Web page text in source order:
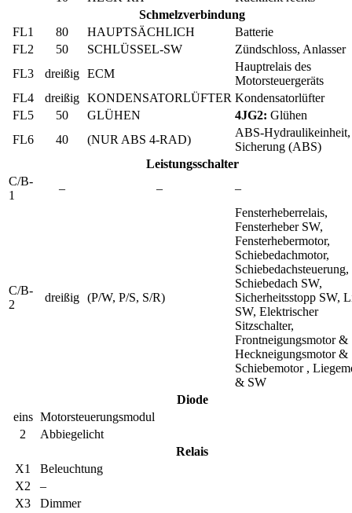
Schmelzverbindung
FL1
80 HAUPTSÄCHLICH
Batterie
FL2
50 SCHLÜSSEL-SW
Zündschloss, Anlasser
FL3
dreißig ECM
Hauptrelais des
Motorsteuergeräts
FL4
dreißig KONDENSATORLÜFTER Kondensatorlüfter
FL5
50 GLÜHEN 4JG2: Glühen
FL6
40 (NUR ABS 4-RAD)
ABS-
Sicherung (ABS)
Leistungsschalter
C/B-
1
– – –
C/B-
2
dreißig (P/W, P/S, S/R)
Fensterheberrelais,
Fensterheber SW,
Fensterhebermotor,
Schiebedachmotor,
Schiebedachsteuerung,
Schiebedach SW,
Sicherheitsstopp SW,
SW, Elektrischer
Sitzschalter,
Frontneigungsmotor &
Heckneigungsmotor &
Schiebemotor ,
& SW
Diode
eins Motorsteuerungsmodul
2
Abbiegelicht
Relais
X1
Beleuchtung
X2
–
X3
Dimmer